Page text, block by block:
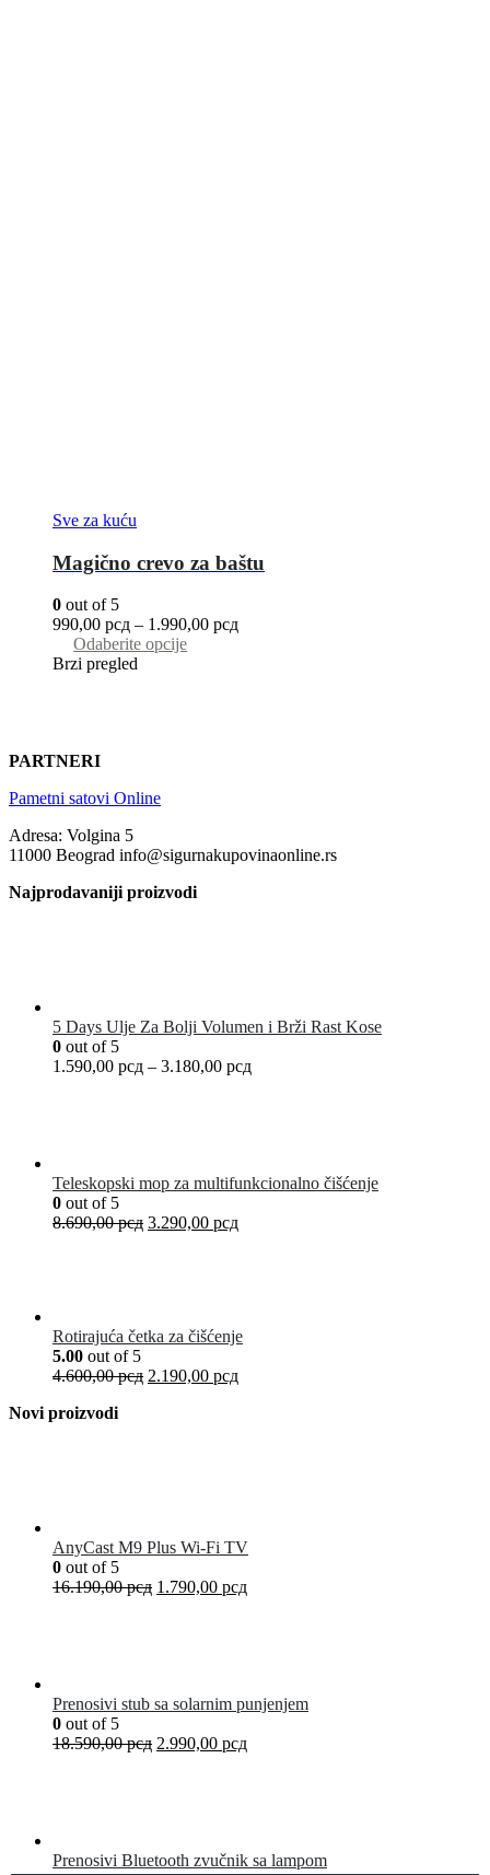
Sve za kuću
Magično crevo za baštu
0 out of 5
990,00 рсд – 1.990,00 рсд
Odaberite opcije
Brzi pregled
PARTNERI
Pametni satovi Online
Adresa: Volgina 5
11000 Beograd info@sigurnakupovinaonline.rs
Najprodavaniji proizvodi
5 Days Ulje Za Bolji Volumen i Brži Rast Kose
0 out of 5
1.590,00 рсд – 3.180,00 рсд
Teleskopski mop za multifunkcionalno čišćenje
0 out of 5
8.690,00рсд 3.290,00 рсд
Rotirajuća četka za čišćenje
5.00 out of 5
4.600,00рсд 2.190,00 рсд
Novi proizvodi
AnyCast M9 Plus Wi-Fi TV
0 out of 5
16.190,00рсд 1.790,00 рсд
Prenosivi stub sa solarnim punjenjem
0 out of 5
18.590,00рсд 2.990,00 рсд
Prenosivi Bluetooth zvučnik sa lampom